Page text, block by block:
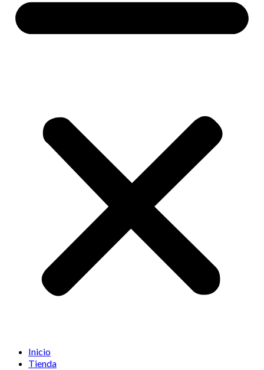
Inicio
Tienda